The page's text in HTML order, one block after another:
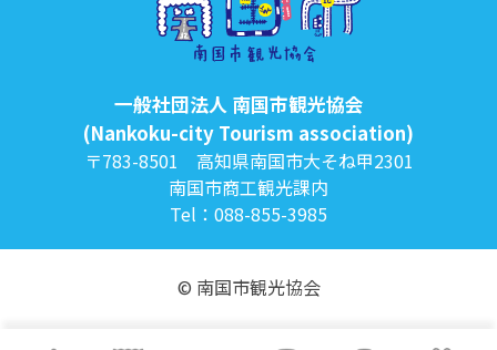
一般社団法人 南国市観光協会
(Nankoku-city Tourism association)
〒783-8501 高知県南国市大そね甲2301
南国市商工観光課内
Tel：088-855-3985
© 南国市観光協会